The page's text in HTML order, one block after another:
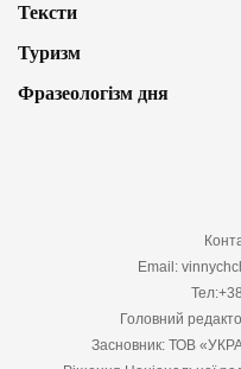
Тексти
Туризм
Фразеологізм дня
Email:
Головний
Засновник: ТОВ